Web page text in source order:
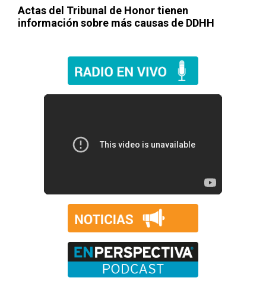
Actas del Tribunal de Honor tienen
información sobre más causas de DDHH